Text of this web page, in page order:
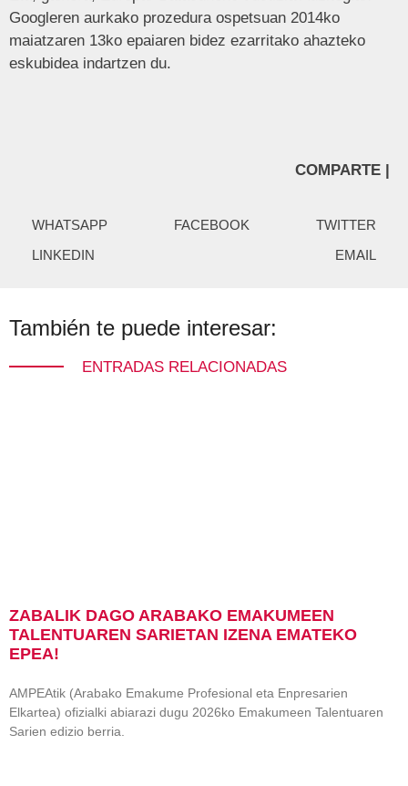
Googleren aurkako prozedura ospetsuan 2014ko
maiatzaren 13ko epaiaren bidez ezarritako ahazteko
eskubidea indartzen du.
COMPARTE |
WHATSAPP FACEBOOK
TWITTER
LINKEDIN
EMAIL
También te puede interesar:
ENTRADAS RELACIONADAS
ZABALIK DAGO ARABAKO EMAKUMEEN
TALENTUAREN SARIETAN IZENA EMATEKO
EPEA!
AMPEAtik (Arabako Emakume Profesional eta Enpresarien
Elkartea) ofizialki abiarazi dugu 2026ko Emakumeen Talentuaren
Sarien edizio berria.